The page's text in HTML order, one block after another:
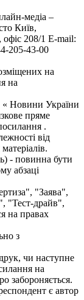
медіа –
Київ,
208/1 E-mail:
205-43-00
на
на
« Новини України
пряме
.
від
- повинна бути
абзаці
"Заява",
"Тест-драйв",
на правах
з
чи наступне
на
забороняється.
є автор